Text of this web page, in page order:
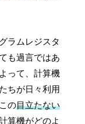
ラムレジスタ
も過言ではあ
って、計算機
ちが日々利用
の目立たない
算機がどのよ